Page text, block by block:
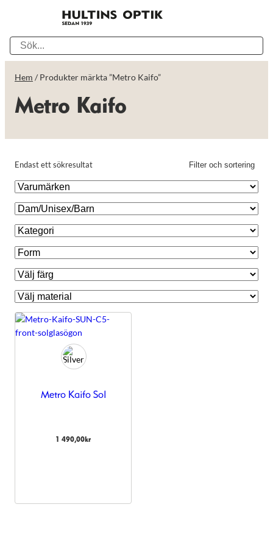
Hem / Produkter märkta ”Metro Kaifo”
Metro Kaifo
Filter och sortering
Endast ett sökresultat
Metro Kaifo Sol
1 490,00kr
De behövs